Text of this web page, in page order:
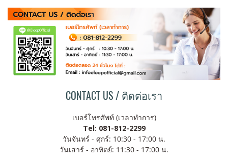
CONTACT US / ติดต่อเรา
เบอร์โทรศัพท์ (เวลาทำการ)
Tel: 081-812-2299
วันจันทร์ - ศุกร์: 10:30 - 17:00 น.
วันเสาร์ - อาทิตย์: 11:30 - 17:00 น.